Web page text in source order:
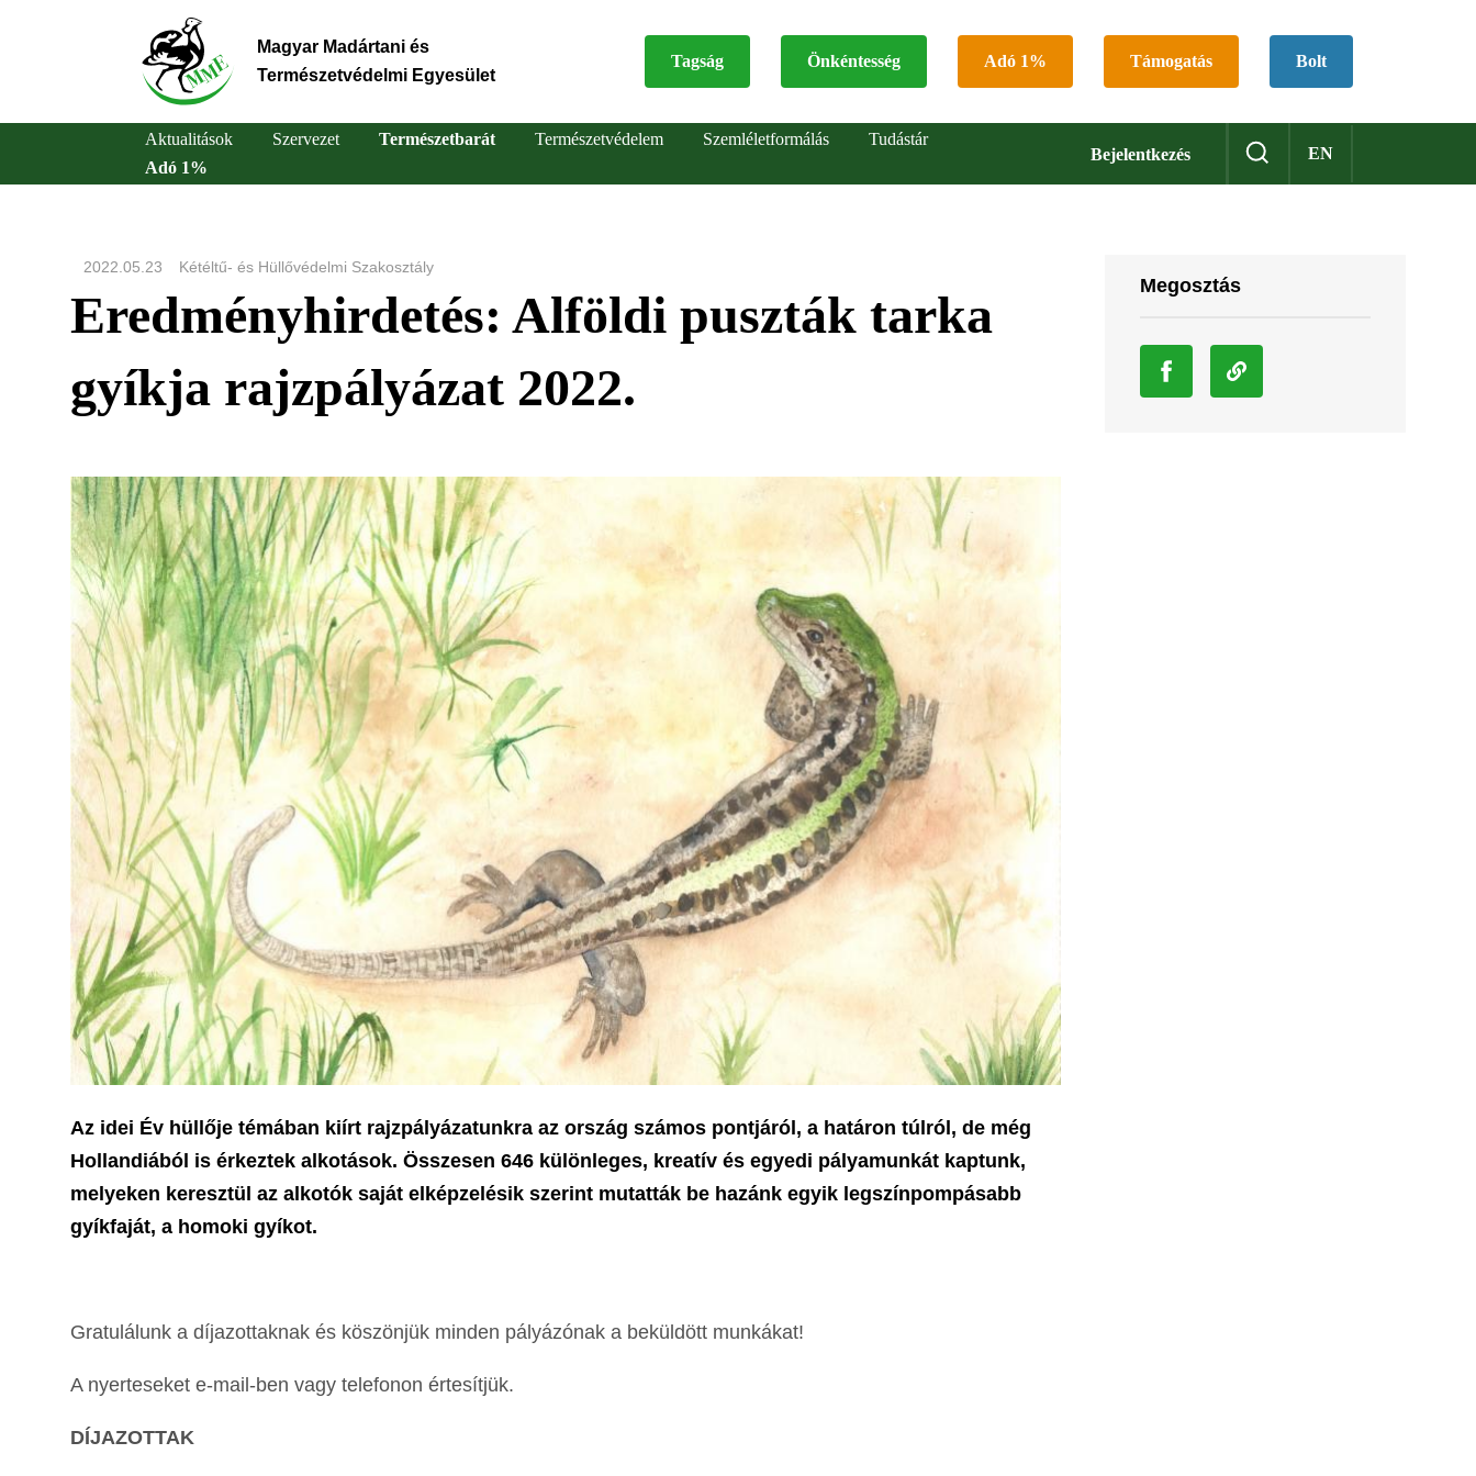
Magyar Madártani és
Természetvédelmi Egyesület
Top
Tagság Önkéntesség Adó 1% Támogatás Bolt
Bejelentkezés EN
Main
navigation
Aktualitások Szervezet Természetbarát Természetvédelem Szemléletformálás
Tudástár
Adó 1%
2022.05.23 Kétéltű- és Hüllővédelmi Szakosztály
Eredményhirdetés: Alföldi puszták tarka
gyíkja rajzpályázat 2022.
Az idei Év hüllője témában kiírt rajzpályázatunkra az ország számos pontjáról, a határon túlról, de még
Hollandiából is érkeztek alkotások. Összesen 646 különleges, kreatív és egyedi pályamunkát kaptunk,
melyeken keresztül az alkotók saját elképzelésik szerint mutatták be hazánk egyik legszínpompásabb
gyíkfaját, a homoki gyíkot.
Gratulálunk a díjazottaknak és köszönjük minden pályázónak a beküldött munkákat!
A nyerteseket e-mail-ben vagy telefonon értesítjük.
DÍJAZOTTAK
Megosztás